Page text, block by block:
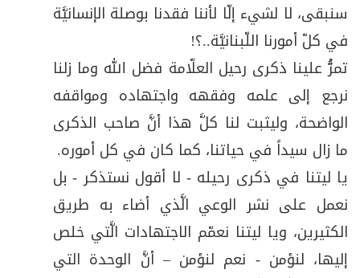
سنبقى، لا لشيء إلّا لأننا فقدنا بوصلة الإنسانيَّة
في كلّ أمورنا اللّبنانيَّة..؟!
تمرُّ علينا ذكرى رحيل العلّامة فضل الله وما زلنا
نرجع إلى علمه وفقهه واجتهاده ومواقفه
الواضحة، وليثبت لنا كلَّ هذا أنَّ صاحب الذكرى
ما زال سيداً في حياتنا، كما كان في كل أموره.
يا ليتنا في ذكرى رحيله - لا أقول نستذكر - بل
نعمل على نشر الوعي الَّذي أضاء به طريق
الكثيرين، ويا ليتنا نعمّم الاجتهادات الَّتي خلص
إليها، لنؤمن - نعم لنؤمن – أنَّ الوحدة التي